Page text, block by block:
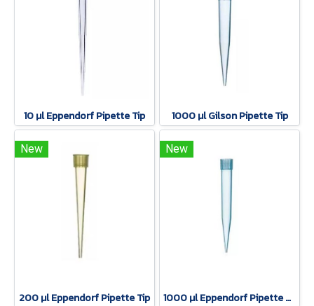
10 µl Eppendorf Pipette Tip 1000 µl Gilson Pipette Tip
New
200 µl Eppendorf Pipette Tip
New
1000 µl Eppendorf Pipette Tip